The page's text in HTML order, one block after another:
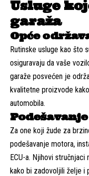
Usluge
garaža
Opće
Rutinske usluge kao što
osiguravaju da vaše
garaže posvećen je
kvalitetne proizvode
automobila.
Za one koji žude za
podešavanje motora,
ECU-a. Njihovi
kako bi zadovoljili želje i